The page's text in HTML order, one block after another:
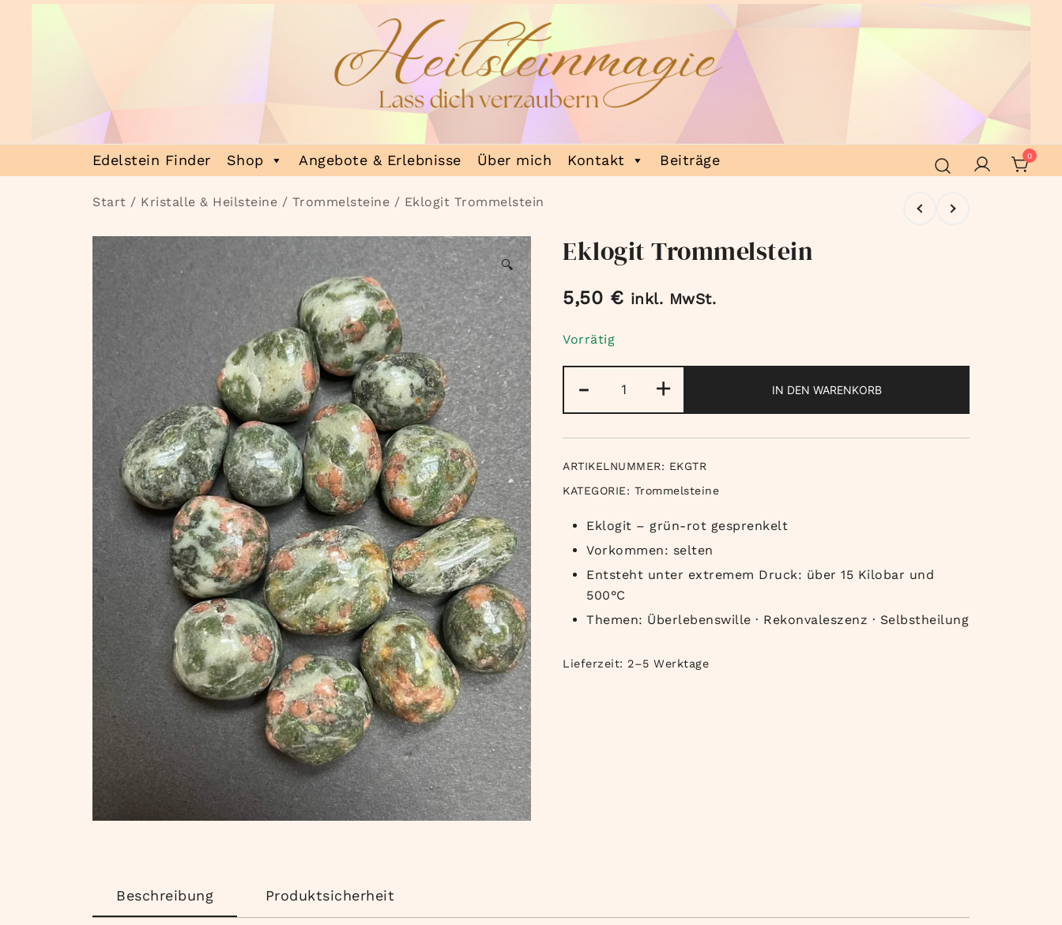
Heilsteinmagie
Lass dich verzaubern
Edelstein Finder Shop Angebote & Erlebnisse Über mich Kontakt Beiträge 0
Start / Kristalle & Heilsteine / Trommelsteine / Eklogit Trommelstein
🔍 Eklogit Trommelstein
5,50 € inkl. MwSt.
Vorrätig
-
Trommelstein
Menge
+ IN DEN WARENKORB
ARTIKELNUMMER: EKGTR
KATEGORIE: Trommelsteine
Eklogit – grün-rot gesprenkelt
Vorkommen: selten
Entsteht unter extremem Druck: über 15 Kilobar und
500°C
Themen: Überlebenswille · Rekonvaleszenz · Selbstheilung
Lieferzeit: 2–5 Werktage
Beschreibung Produktsicherheit